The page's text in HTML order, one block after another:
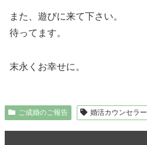
また、遊びに来て下さい。
待ってます。
末永くお幸せに。
ご成婚のご報告 婚活カウンセラー